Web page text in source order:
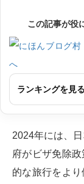
この記事が役
ランキングを見
2024年には、
府がビザ免除
的な旅行をよ